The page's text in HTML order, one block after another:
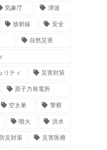
気象庁 津波
放射線 安全
自然災害
リティ 災害対策
原子力発電所
空き巣 警察
噴火 洪水
防災対策 災害医療